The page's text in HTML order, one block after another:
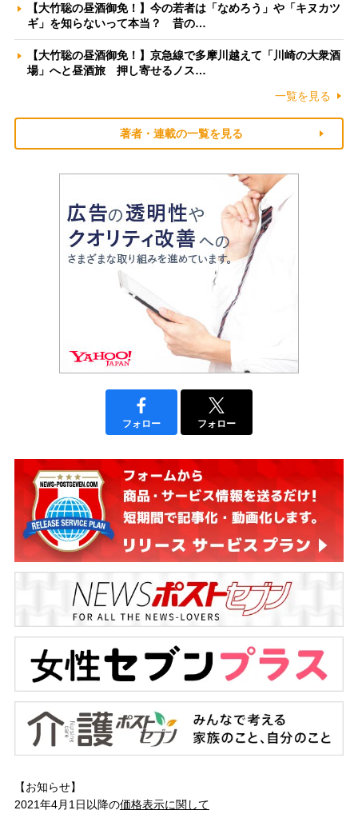
【大竹聡の昼酒御免！】今の若者は「なめろう」や「キヌカツ
ギ」を知らないって本当？ 昔の…
【大竹聡の昼酒御免！】京急線で多摩川越えて「川崎の大衆酒
場」へと昼酒旅 押し寄せるノス…
一覧を見る
著者・連載の一覧を見る
フォロー フォロー
【お知らせ】
2021年4月1日以降の価格表示に関して